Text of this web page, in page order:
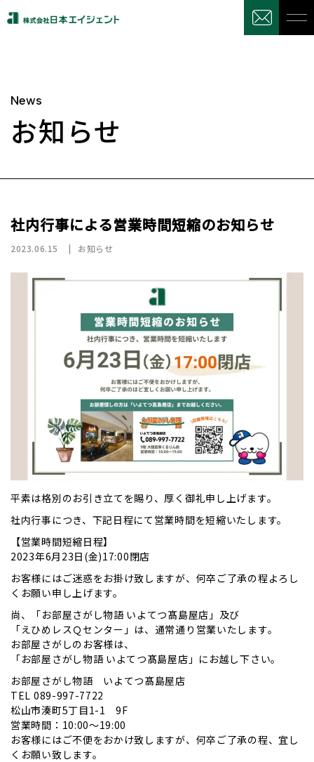
News
お知らせ
社内行事による営業時間短縮のお知らせ
2023.06.15 お知らせ
平素は格別のお引き立てを賜り、厚く御礼申し上げます。
社内行事につき、下記日程にて営業時間を短縮いたします。
【営業時間短縮日程】
2023年6月23日(金)17:00閉店
お客様にはご迷惑をお掛け致しますが、何卒ご了承の程よろし
くお願い申し上げます。
尚、「お部屋さがし物語 いよてつ髙島屋店」及び
「えひめレスＱセンター」は、通常通り営業いたします。
お部屋さがしのお客様は、
「お部屋さがし物語 いよてつ髙島屋店」にお越し下さい。
お部屋さがし物語 いよてつ髙島屋店
TEL 089-997-7722
松山市湊町5丁目1-1 9F
営業時間：10:00～19:00
お客様にはご不便をおかけ致しますが、何卒ご了承の程、宜し
くお願い致します。